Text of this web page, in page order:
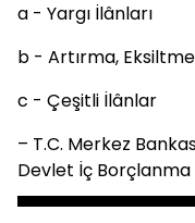
a - Yargı İlânları
b - Artırma,
c - Çeşitli İlânlar
– T.C. Merkez
Devlet İç